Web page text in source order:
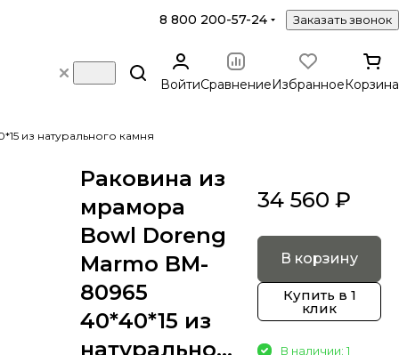
8 800 200-57-24 Заказать звонок
ВойтиСравнениеИзбранноеКорзина
из натурального камня
Раковина из
мрамора
Bowl Doreng
Marmo BM-
80965
40*40*15 из
натурального
34 560 ₽
В корзину
Купить в 1
клик
В наличии: 1